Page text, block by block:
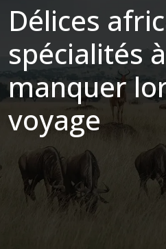
Délices
spécialités
manquer
voyage